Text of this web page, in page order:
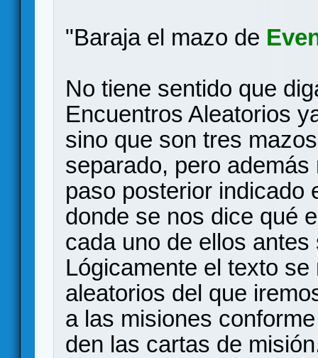
"Baraja el mazo de
No tiene sentido que
Encuentros Aleatorios
sino que son tres
separado, pero
paso posterior indicado
donde se nos dice qué
cada uno de ellos
Lógicamente el texto
aleatorios del que
a las misiones
den las cartas de